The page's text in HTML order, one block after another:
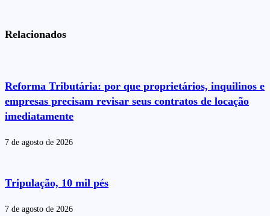
Relacionados
Reforma Tributária: por que proprietários, inquilinos e
empresas precisam revisar seus contratos de locação
imediatamente
7 de agosto de 2026
Tripulação, 10 mil pés
7 de agosto de 2026